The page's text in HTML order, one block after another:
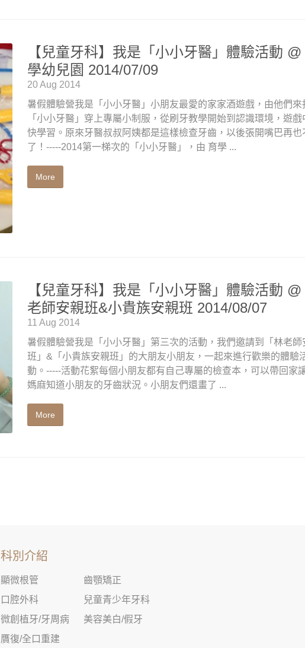
【兒童牙科】我是「小小牙醫」體驗活動 @
學幼兒園 2014/07/09
20 Aug 2014
暑假體驗營我是「小小牙醫」小朋友最愛的家家酒遊戲，由他們來
「小小牙醫」穿上專屬小制服，從刷牙教學開始到認識環境，遊戲
快學習。原來牙醫叔叔阿姨都是這樣檢查牙齒，以後張開嘴巴再也
了！-----2014第一梯次的「小小牙醫」，由 育學 ...
More
【兒童牙科】我是「小小牙醫」體驗活動 @
老師安親班&小貴族安親班 2014/08/07
11 Aug 2014
暑假體驗營我是「小小牙醫」第三次的活動，我們邀請到「林老師
班」&「小貴族安親班」的大朋友小朋友，一起來進行歡樂的體驗
動。-----活動花絮每個小朋友都有自己專屬的檢查本，可以帶回家
媽麻知道小朋友的牙齒狀況。小朋友們還畫了 ...
More
科別介紹
顯微根管
齒顎矯正
口腔外科
兒童青少年牙科
微創植牙/牙周病
美容美白/假牙
贋復/全口重建